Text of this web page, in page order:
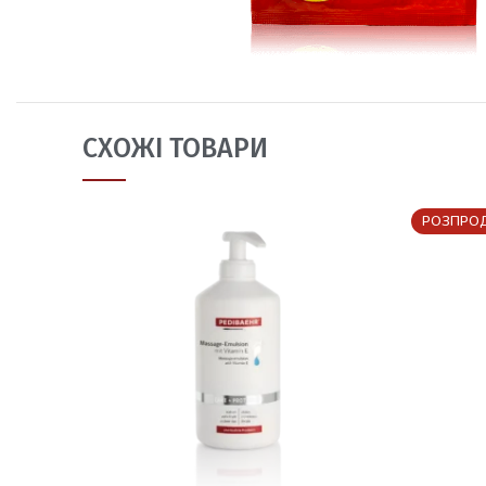
СХОЖІ ТОВАРИ